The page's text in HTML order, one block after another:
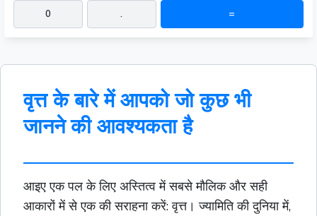
0 . =
वृत्त के बारे में आपको जो कुछ भी
जानने की आवश्यकता है
आइए एक पल के लिए अस्तित्व में सबसे मौलिक और सही
आकारों में से एक की सराहना करें: वृत्त। ज्यामिति की दुनिया में,